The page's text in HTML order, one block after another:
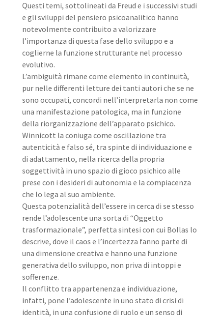
Questi temi, sottolineati da Freud e i successivi studi
e gli sviluppi del pensiero psicoanalitico hanno
notevolmente contribuito a valorizzare
l’importanza di questa fase dello sviluppo e a
coglierne la funzione strutturante nel processo
evolutivo.
L’ambiguità rimane come elemento in continuità,
pur nelle differenti letture dei tanti autori che se ne
sono occupati, concordi nell’interpretarla non come
una manifestazione patologica, ma in funzione
della riorganizzazione dell’apparato psichico.
Winnicott la coniuga come oscillazione tra
autenticità e falso sé, tra spinte di individuazione e
di adattamento, nella ricerca della propria
soggettività in uno spazio di gioco psichico alle
prese con i desideri di autonomia e la compiacenza
che lo lega al suo ambiente.
Questa potenzialità dell’essere in cerca di se stesso
rende l’adolescente una sorta di “Oggetto
trasformazionale”, perfetta sintesi con cui Bollas lo
descrive, dove il caos e l’incertezza fanno parte di
una dimensione creativa e hanno una funzione
generativa dello sviluppo, non priva di intoppi e
sofferenze.
Il conflitto tra appartenenza e individuazione,
infatti, pone l’adolescente in uno stato di crisi di
identità, in una confusione di ruolo e un senso di